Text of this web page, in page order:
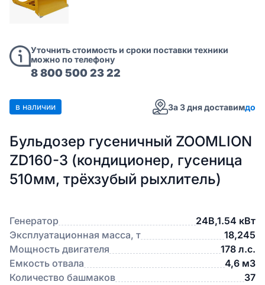
Уточнить стоимость и сроки поставки техники
можно по телефону
8 800 500 23 22
в наличии За 3 дня доставимдо
Бульдозер гусеничный ZOOMLION
ZD160-3 (кондиционер, гусеница
510мм, трёхзубый рыхлитель)
Генератор
24В,1.54 кВт
Эксплуатационная масса, т
18,245
Мощность двигателя
178 л.с.
Емкость отвала
4,6 м3
Количество башмаков
37